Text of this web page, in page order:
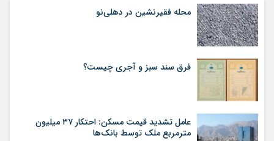
محله فقیرنشین در دهلی‏‌نو
فرق سند سبز و آجری چیست؟
عامل تشدید قیمت مسکن: احتکار ۳۷ میلیون
مترمربع ملک توسط بانک‌ها